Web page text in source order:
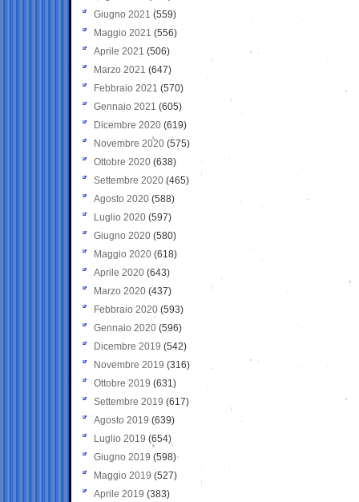
Giugno 2021(559)
Maggio 2021 (556)
Aprile 2021 (506)
Marzo 2021 (647)
Febbraio 2021 (570)
Gennaio 2021 (605)
Dicembre 2020 (619)
Novembre 2020 (575)
Ottobre 2020 (638)
Settembre 2020(465)
Agosto 2020 (588)
Luglio 2020 (597)
Giugno 2020 (580)
Maggio 2020 (618)
Aprile 2020 (643)
Marzo 2020 (437)
Febbraio 2020 (593)
Gennaio 2020 (596)
Dicembre 2019 (542)
Novembre 2019 (316)
Ottobre 2019 (631)
Settembre 2019 (617)
Agosto 2019 (639)
Luglio 2019 (654)
Giugno 2019 (598)
Maggio 2019 (527)
Aprile 2019 (383)